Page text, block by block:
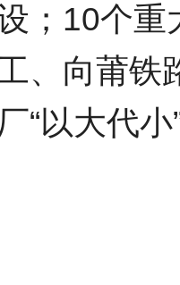
；10个
、向莆铁
“以大代